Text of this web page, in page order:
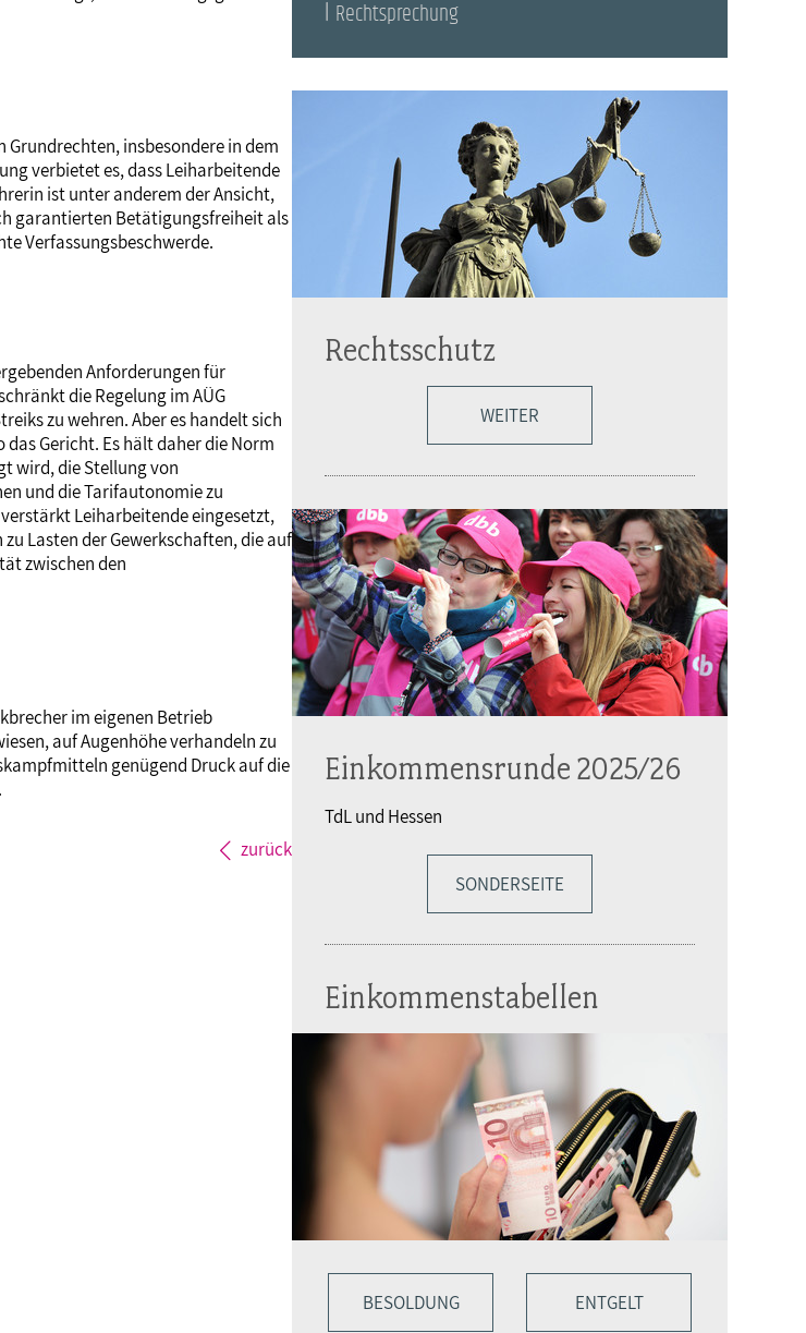
Grundrechten, insbesondere in dem
verbietet es, dass Leiharbeitende
ist unter anderem der Ansicht,
garantierten Betätigungsfreiheit als
Verfassungsbeschwerde.
Anforderungen für
die Regelung im AÜG
zu wehren. Aber es handelt sich
Gericht. Es hält daher die Norm
wird, die Stellung von
und die Tarifautonomie zu
Leiharbeitende eingesetzt,
Lasten der Gewerkschaften, die auf
zwischen den
im eigenen Betrieb
auf Augenhöhe verhandeln zu
genügend Druck auf die
zurück
Rechtsprechung
Rechtsschutz
WEITER
Einkommensrunde 2025/26
TdL und Hessen
SONDERSEITE
Einkommenstabellen
BESOLDUNG ENTGELT